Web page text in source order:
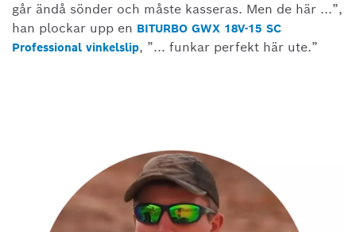
går ändå sönder och måste kasseras. Men de här ...”,
han plockar upp en BITURBO GWX 18V-15 SC
Professional vinkelslip, ”... funkar perfekt här ute.”